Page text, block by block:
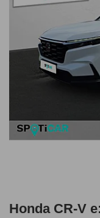
Honda CR-V